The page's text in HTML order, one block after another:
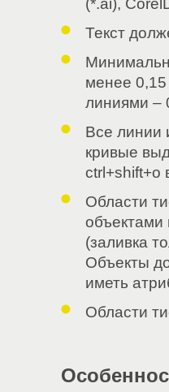
Текст
менее
линиями –
Все линии
кривые
ctrl+shift+o
Области
(заливка
Объекты
иметь
Области